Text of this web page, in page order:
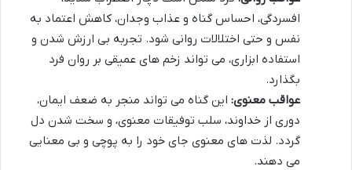
افسردگی، احساس گناه و عذاب وجدان، کاهش اعتماد به
نفس و حتی اختلالات روانی شود. تجربه بی ارزش شدن و
استفاده ابزاری، می تواند زخم های عمیقی بر روان فرد
بگذارد.
عواقب معنوی: این گناه می تواند منجر به ضعف ایمان،
دوری از خداوند، سلب توفیقات معنوی، و سخت شدن دل
گردد. لذت های معنوی جای خود را به پوچی و بی معنایی
می دهند.